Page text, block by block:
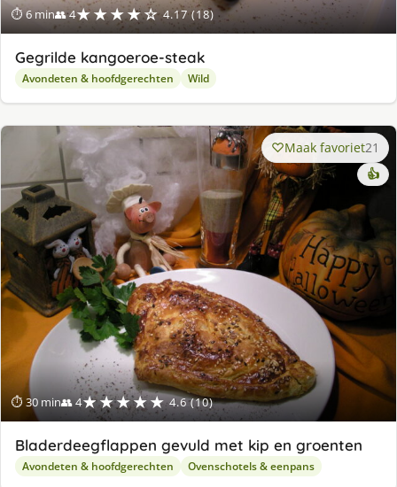
⏱ 6 min👥 4★★★★☆ 4.17 (18)
Gegrilde kangoeroe-steak
Avondeten & hoofdgerechten Wild
⏱ 30 min👥 4★★★★★ 4.6 (10)
Maak favoriet21
👍
Bladerdeegflappen gevuld met kip en groenten
Avondeten & hoofdgerechten Ovenschotels & eenpans